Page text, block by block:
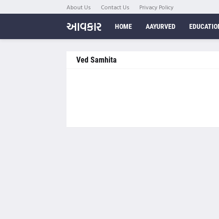
About Us Contact Us Privacy Policy
આવકાર HOME AAYURVED
Ved Samhita